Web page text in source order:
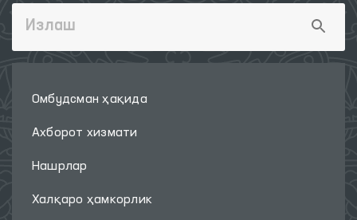
Омбудсман ҳақида
Ахборот хизмати
Нашрлар
Халқаро ҳамкорлик